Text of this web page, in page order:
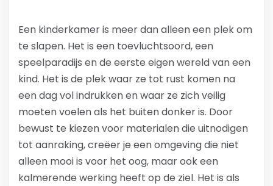
Een kinderkamer is meer dan alleen een plek om
te slapen. Het is een toevluchtsoord, een
speelparadijs en de eerste eigen wereld van een
kind. Het is de plek waar ze tot rust komen na
een dag vol indrukken en waar ze zich veilig
moeten voelen als het buiten donker is. Door
bewust te kiezen voor materialen die uitnodigen
tot aanraking, creëer je een omgeving die niet
alleen mooi is voor het oog, maar ook een
kalmerende werking heeft op de ziel. Het is als